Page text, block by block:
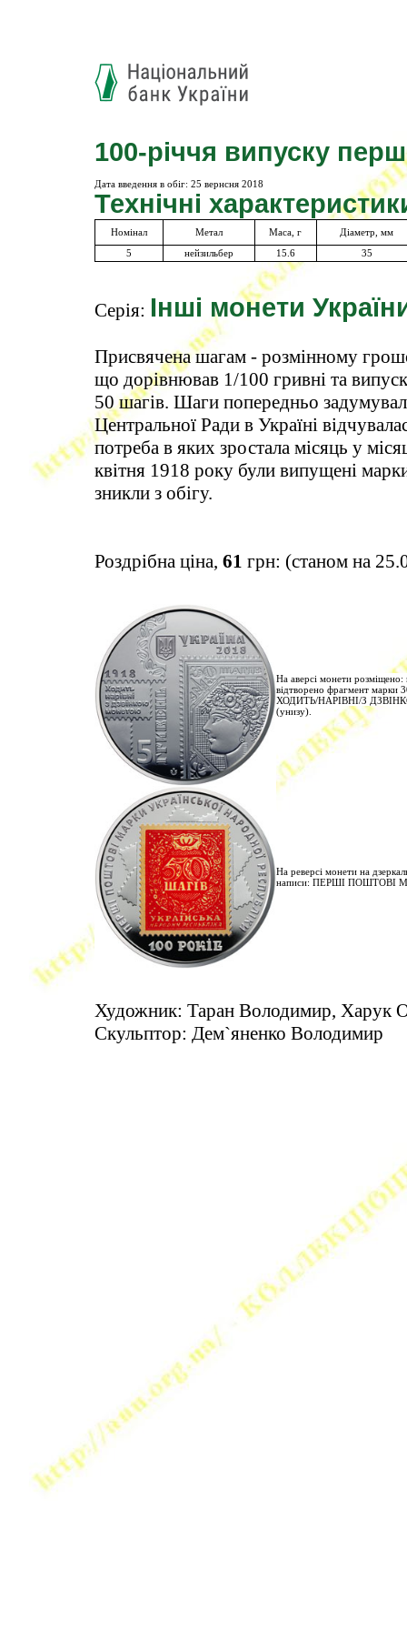
100-річчя випуску
Дата введення в обіг: 25 вернсня 2018
Технічні
Номінал Метал Маса, г
Діаметр, мм
5
нейзильбер 15.6 35
Серія: Інші монети
Присвячена шагам - розмінному
що дорівнював 1/100 гривні та
50 шагів. Шаги попередньо
Центральної Ради в Україні
потреба в яких зростала місяць у
квітня 1918 року були випущені
зникли з обігу.
Роздрібна ціна, 61 грн: (станом на
На аверсі монети
відтворено фрагмент марки
ХОДИТЬ/НАРІВНІ/З
(унизу).
На реверсі монети на
написи: ПЕРШІ ПОШТОВІ
Художник: Таран Володимир, Харук
Скульптор: Дем`яненко Володимир